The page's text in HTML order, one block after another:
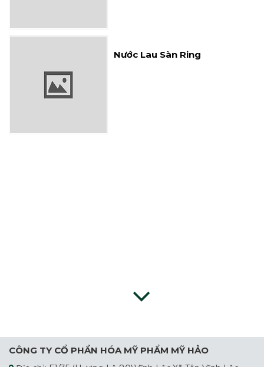
CÔNG TY CỔ PHẦN HÓA MỸ PHẨM MỸ HẢO